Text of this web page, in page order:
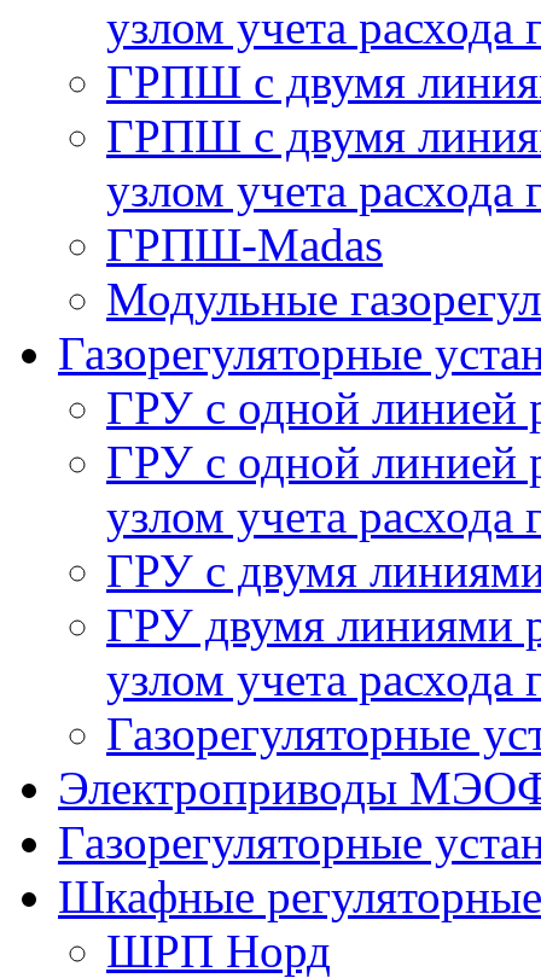
узлом учета расхода
ГРПШ с двумя
ГРПШ с двумя
узлом учета расхода
ГРПШ-Madas
Модульные
Газорегуляторные
ГРУ с одной линией
ГРУ с одной линией
узлом учета расхода
ГРУ с двумя
ГРУ двумя линиями
узлом учета расхода
Газорегуляторные
Электроприводы
Газорегуляторные
Шкафные
ШРП Норд